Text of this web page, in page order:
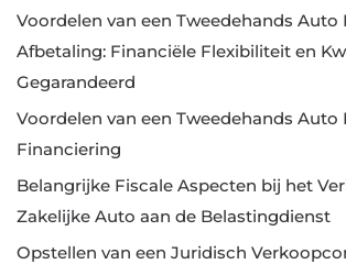
Voordelen van een Tweedehands Auto
Afbetaling: Financiële Flexibiliteit en
Gegarandeerd
Voordelen van een Tweedehands Auto
Financiering
Belangrijke Fiscale Aspecten bij het
Zakelijke Auto aan de Belastingdienst
Opstellen van een Juridisch